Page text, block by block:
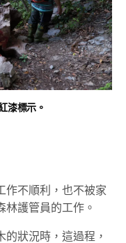
漆標示。
作不順利，也不被家
林護管員的工作。
狀況時，這過程，